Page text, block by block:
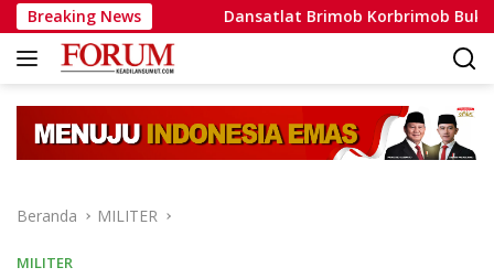
Langsung
ke
konten
Breaking News
Nyata Dansatlat Brimob Korbrimob Buka
Beranda MILITER
MILITER